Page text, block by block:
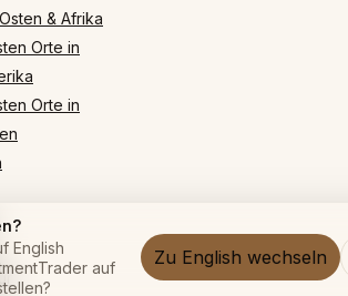
& Afrika
Orte in
Orte in
English
auf
Zu English wechseln